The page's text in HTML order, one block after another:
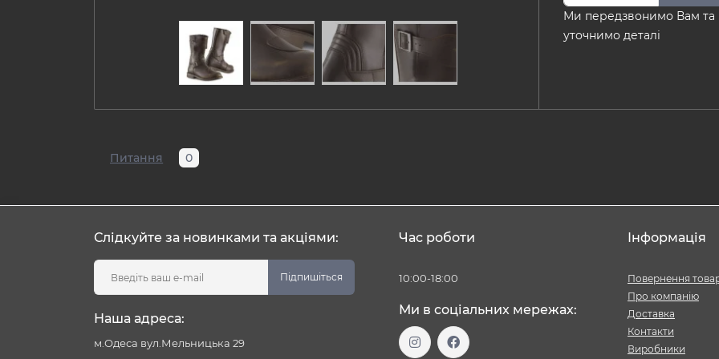
Ми передзвонимо Вам та
уточнимо деталі
Питання 0
Слідкуйте за новинками та акціями:
Підпишіться
Наша адреса:
м.Одеса вул.Мельницька 29
Час роботи
10:00-18:00
Ми в соціальних мережах:
Інформація
Повернення
Про компанію
Доставка
Контакти
Виробники